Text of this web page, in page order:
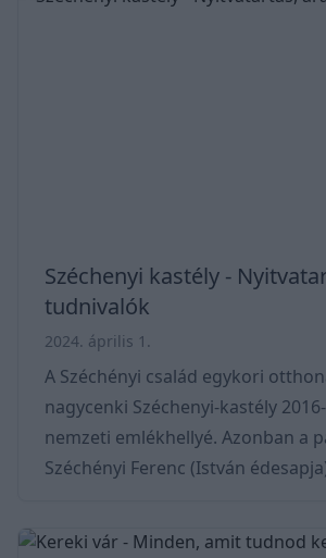
túraútvonalak mellett itt kicsit el is
Széchenyi kastély -
tudnivalók
2024. április 1.
A Széchényi család egykori
nagycenki Széchenyi-kastély
nemzeti emlékhellyé. Azonban a
Széchényi Ferenc (István
állandó lakhelyévé tette a